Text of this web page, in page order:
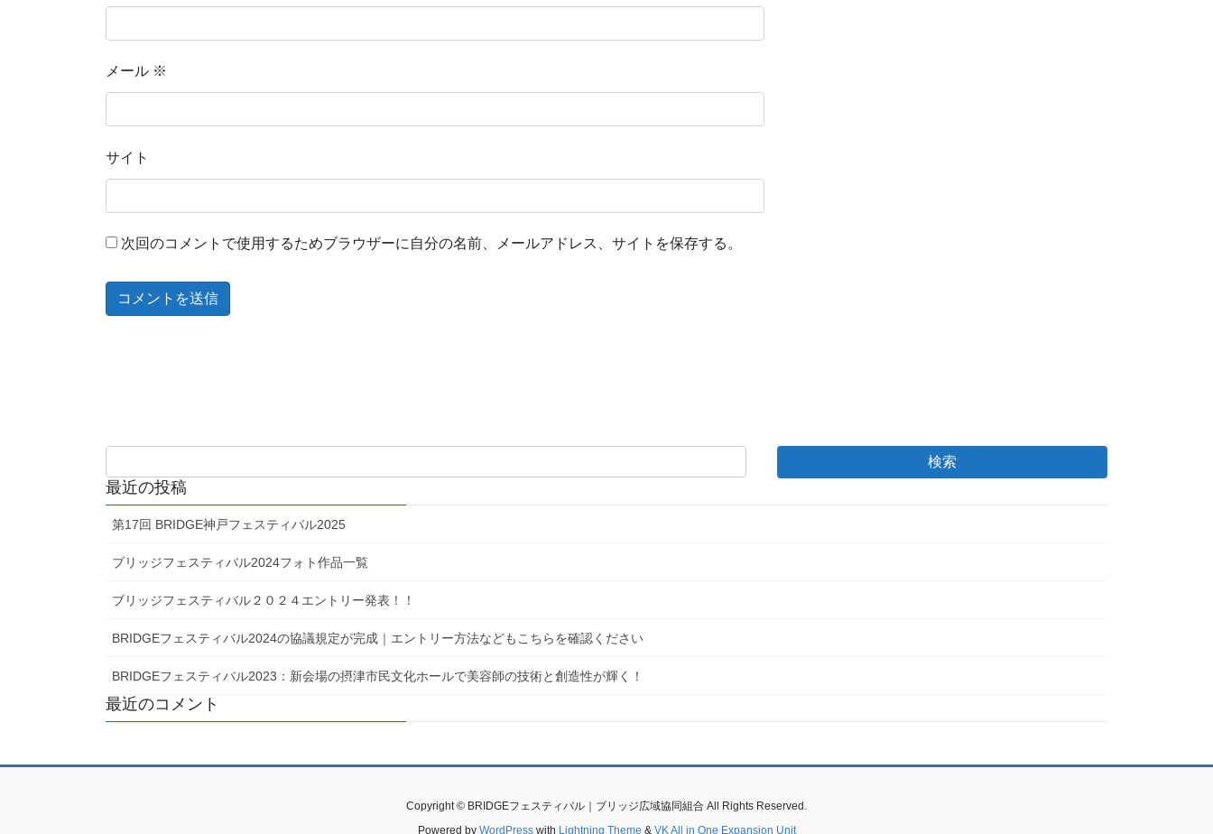
メール ※
サイト
次回のコメントで使用するためブラウザーに自分の名前、メールアドレス、サイトを保存する。
最近の投稿
第17回 BRIDGE神戸フェスティバル2025
ブリッジフェスティバル2024フォト作品一覧
ブリッジフェスティバル２０２４エントリー発表！！
BRIDGEフェスティバル2024の協議規定が完成｜エントリー方法などもこちらを確認ください
BRIDGEフェスティバル2023：新会場の摂津市民文化ホールで美容師の技術と創造性が輝く！
最近のコメント
Copyright © BRIDGEフェスティバル｜ブリッジ広域協同組合 All Rights Reserved.
Powered by WordPresswith Lightning Theme & VK All in One Expansion Unit